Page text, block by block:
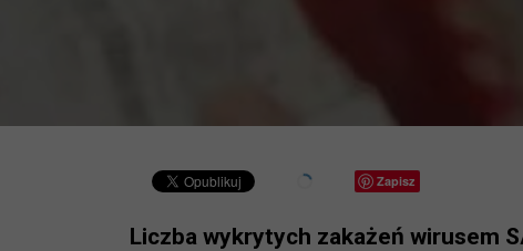
Zapisz
Liczba wykrytych zakażeń wirusem